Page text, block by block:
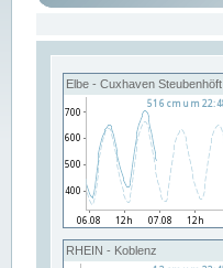
Elbe - Cuxhaven Steubenhöft
RHEIN - Koblenz